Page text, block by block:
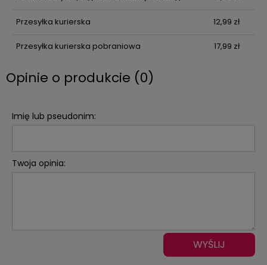
Przesyłka kurierska 12,99 zł
Przesyłka kurierska pobraniowa 17,99 zł
Opinie o produkcie (0)
Imię lub pseudonim:
Twoja opinia:
WYŚLIJ